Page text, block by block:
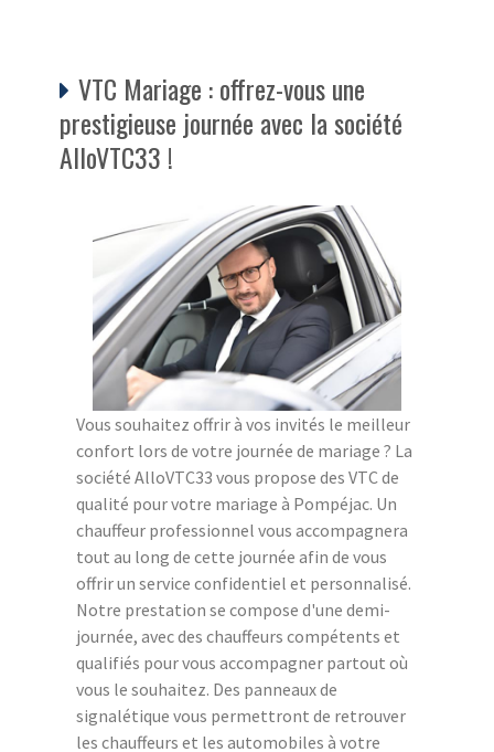
VTC Mariage : offrez-vous une
prestigieuse journée avec la société
AlloVTC33 !
Vous souhaitez offrir à vos invités le meilleur
confort lors de votre journée de mariage ? La
société AlloVTC33 vous propose des VTC de
qualité pour votre mariage à Pompéjac. Un
chauffeur professionnel vous accompagnera
tout au long de cette journée afin de vous
offrir un service confidentiel et personnalisé.
Notre prestation se compose d'une demi-
journée, avec des chauffeurs compétents et
qualifiés pour vous accompagner partout où
vous le souhaitez. Des panneaux de
signalétique vous permettront de retrouver
les chauffeurs et les automobiles à votre